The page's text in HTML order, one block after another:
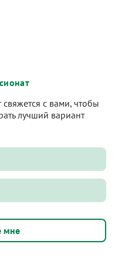
свяжется с вами, чтобы
лучший вариант